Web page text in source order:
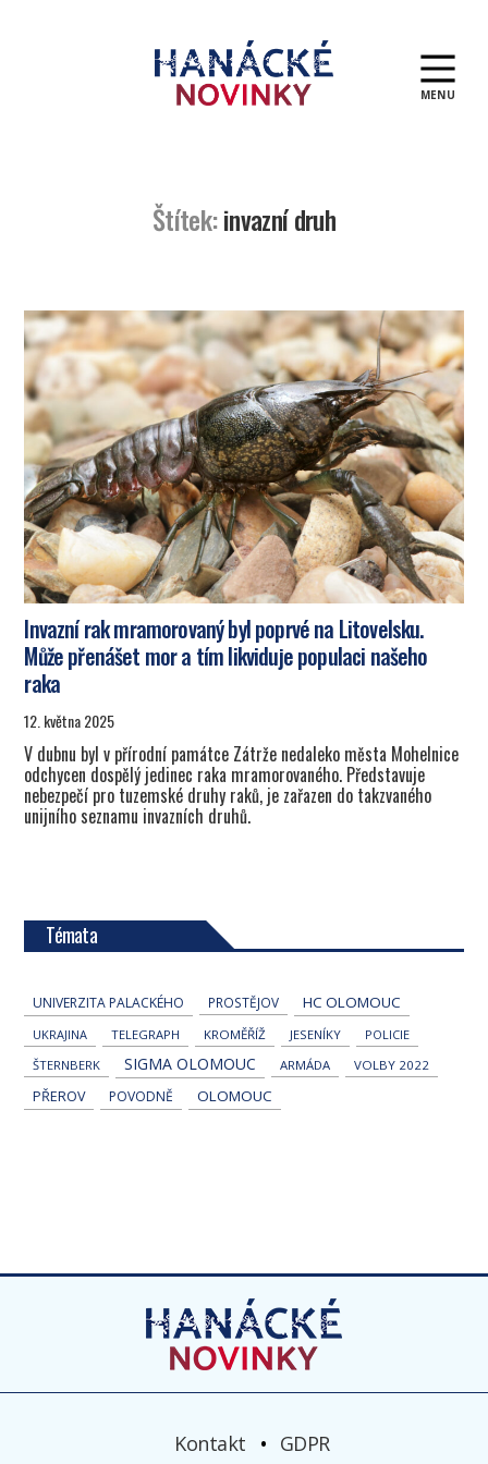
MENU
Štítek:invazní druh
Invazní rak mramorovaný byl poprvé na Litovelsku.
Může přenášet mor a tím likviduje populaci našeho
raka
12. května 2025
V dubnu byl v přírodní památce Zátrže nedaleko města Mohelnice
odchycen dospělý jedinec raka mramorovaného. Představuje
nebezpečí pro tuzemské druhy raků, je zařazen do takzvaného
unijního seznamu invazních druhů.
Témata
UNIVERZITA PALACKÉHO PROSTĚJOV HC OLOMOUC
UKRAJINA TELEGRAPH KROMĚŘÍŽ JESENÍKY
POLICIE
ŠTERNBERK
SIGMA OLOMOUC ARMÁDA VOLBY 2022
PŘEROV POVODNĚ OLOMOUC
Kontakt GDPR